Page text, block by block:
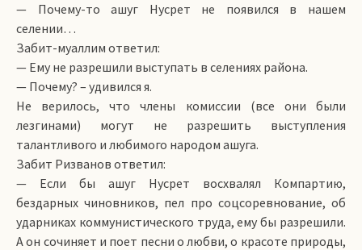
— Почему-то ашуг Нусрет не появился в нашем
селении…
Забит-муаллим ответил:
— Ему не разрешили выступать в селениях района.
— Почему? – удивился я.
Не верилось, что члены комиссии (все они были
лезгинами) могут не разрешить выступления
талантливого и любимого народом ашуга.
Забит Ризванов ответил:
— Если бы ашуг Нусрет восхвалял Компартию,
бездарных чиновников, пел про соцсоревнование, об
ударниках коммунистического труда, ему бы разрешили.
А он сочиняет и поет песни о любви, о красоте природы,